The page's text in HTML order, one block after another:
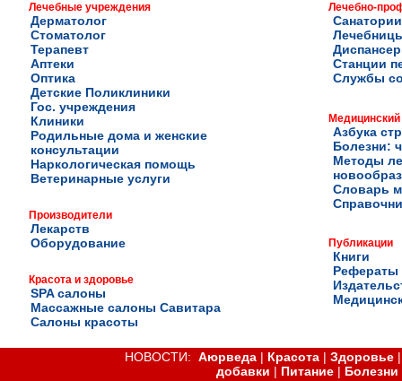
Лечебные учреждения
Дерматолог
Стоматолог
Терапевт
Аптеки
Оптика
Детские Поликлиники
Гос. учреждения
Клиники
Родильные дома и женские
консультации
Наркологическая помощь
Ветеринарные услуги
Производители
Лекарств
Оборудование
Красота и здоровье
SPA салоны
Массажные салоны Савитара
Салоны красоты
Лечебно-
Станции
Службы
Медицинский
Азбука
Болезни:
Методы
Словарь
Публикации
Книги
Рефераты
НОВОСТИ:Аюрведа | Красота |Здоровье
добавки | Питание| Болезни